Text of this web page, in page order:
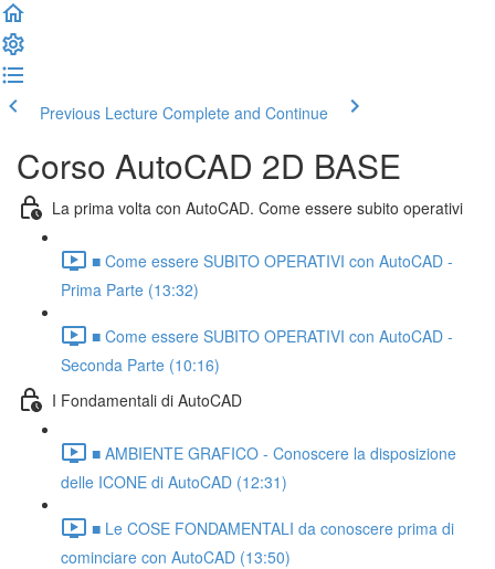
Previous Lecture Complete and Continue
Corso AutoCAD 2D BASE
La prima volta con AutoCAD. Come essere subito operativi
■ Come essere SUBITO OPERATIVI con AutoCAD -
Prima Parte (13:32)
■ Come essere SUBITO OPERATIVI con AutoCAD -
Seconda Parte (10:16)
I Fondamentali di AutoCAD
■ AMBIENTE GRAFICO - Conoscere la disposizione
delle ICONE di AutoCAD (12:31)
■ Le COSE FONDAMENTALI da conoscere prima di
cominciare con AutoCAD (13:50)